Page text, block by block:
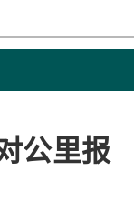
公里报